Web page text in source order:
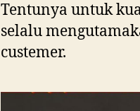
Tentunya untuk
selalu
custemer.